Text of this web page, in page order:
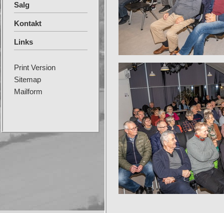
Salg
Kontakt
Links
Print Version
Sitemap
Mailform